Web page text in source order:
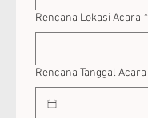
Rencana Lokasi Acara *
Rencana Tanggal Acara